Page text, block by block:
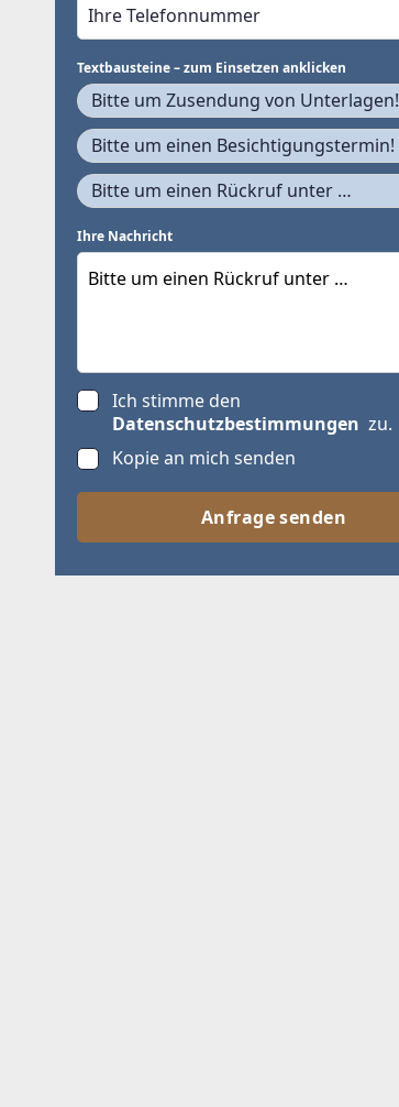
Textbausteine – zum Einsetzen anklicken
Bitte um Zusendung von Unterlagen!
Bitte um einen Besichtigungstermin!
Bitte um einen Rückruf unter …
Ihre Nachricht
Ich stimme den
Datenschutzbestimmungen zu.
Kopie an mich senden
Anfrage senden